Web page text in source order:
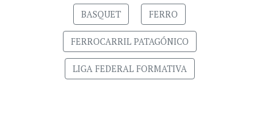
BASQUET FERRO
FERROCARRIL PATAGÓNICO
LIGA FEDERAL FORMATIVA